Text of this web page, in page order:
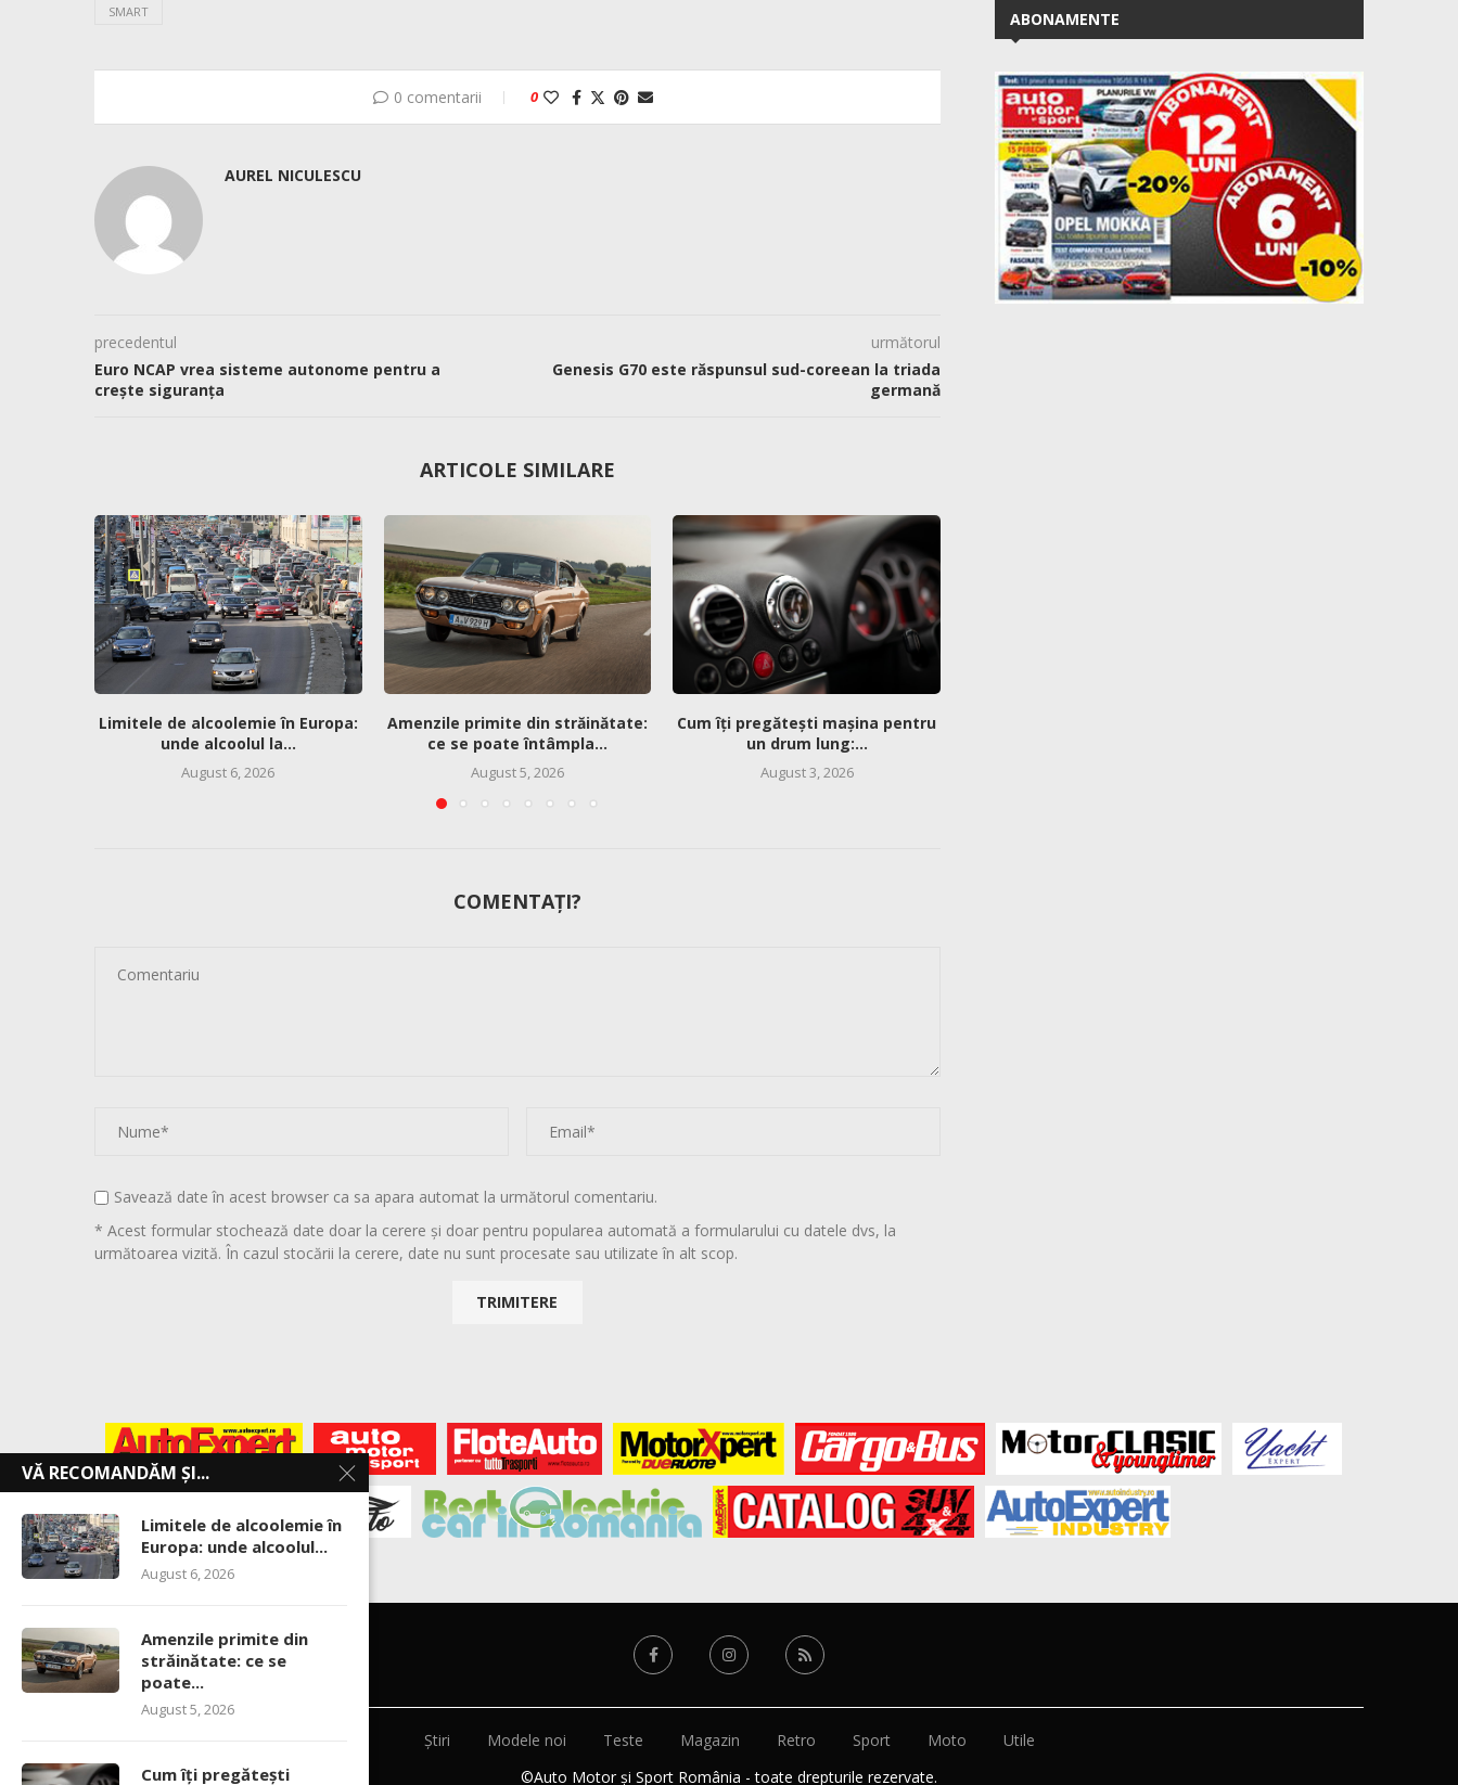
SMART
0 comentarii 0
AUREL NICULESCU
precedentul
Euro NCAP vrea sisteme autonome pentru a
crește siguranța
următorul
Genesis G70 este răspunsul sud-coreean la triada
germană
ARTICOLE SIMILARE
Limitele de alcoolemie în Europa:
unde alcoolul la...
August 6, 2026
Amenzile primite din străinătate:
ce se poate întâmpla...
August 5, 2026
Cum îți pregătești mașina pentru
un drum lung:...
August 3, 2026
COMENTAȚI?
Savează date în acest browser ca sa apara automat la următorul comentariu.
* Acest formular stochează date doar la cerere și doar pentru popularea automată a formularului cu datele dvs, la
următoarea vizită. În cazul stocării la cerere, date nu sunt procesate sau utilizate în alt scop.
ABONAMENTE
Știri Modele noi Teste Magazin Retro Sport Moto
Utile
©Auto Motor și Sport România - toate drepturile rezervate.
VĂ RECOMANDĂM ȘI...
Limitele de alcoolemie în
Europa: unde alcoolul...
August 6, 2026
Amenzile primite din
străinătate: ce se
poate...
August 5, 2026
Cum îți pregătești